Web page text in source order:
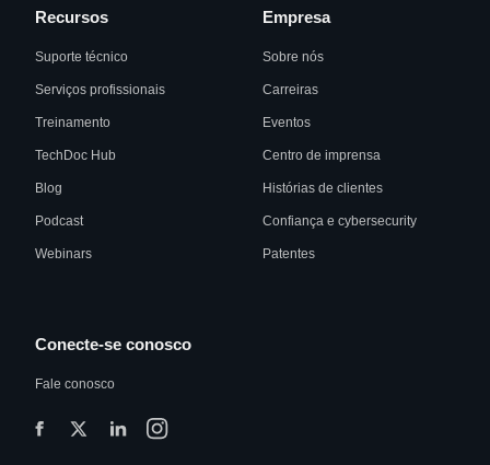
Recursos
Suporte técnico
Serviços profissionais
Treinamento
TechDoc Hub
Blog
Podcast
Webinars
Empresa
Sobre nós
Carreiras
Eventos
Centro de imprensa
Histórias de clientes
Confiança e cybersecurity
Patentes
Conecte-se conosco
Fale conosco